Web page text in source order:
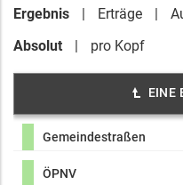
Ergebnis Erträge
Absolut
pro Kopf
EINE
Gemeindestraßen
ÖPNV